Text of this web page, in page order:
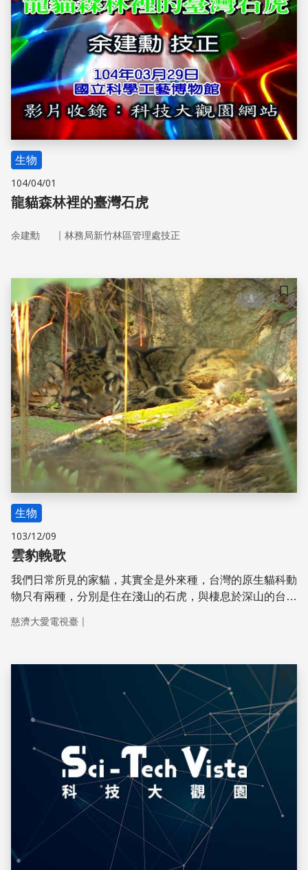
生物
104/04/01
龍貓森林裡的臺灣石虎
余建勳 ｜ 林務局新竹林區管理處技正
儲存
生物
103/12/09
雲豹輓歌
我們日常所見的家貓，其實全是外來種，台灣的原生貓科動
物只有兩種，分別是住在淺山的石虎，與棲息於深山的台灣
生存的困境，而台灣雲豹則可能已經在地球上消失了。本支
們來認識這個可能再也看不到的台灣原生貓科動物。
慈濟大愛電視臺 ｜
儲存